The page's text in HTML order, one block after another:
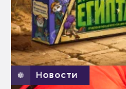
Новости